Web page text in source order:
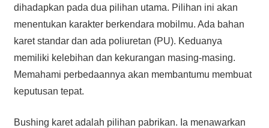
dihadapkan pada dua pilihan utama. Pilihan ini akan
menentukan karakter berkendara mobilmu. Ada bahan
karet standar dan ada poliuretan (PU). Keduanya
memiliki kelebihan dan kekurangan masing-masing.
Memahami perbedaannya akan membantumu membuat
keputusan tepat.
Bushing karet adalah pilihan pabrikan. Ia menawarkan